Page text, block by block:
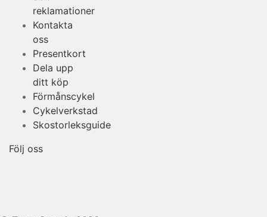
reklamationer
Kontakta
oss
Presentkort
Dela upp
ditt köp
Förmånscykel
Cykelverkstad
Skostorleksguide
Följ oss